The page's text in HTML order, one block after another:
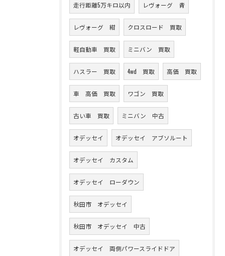
走行距離5万キロ以内 レヴォーグ 青
レヴォーグ 紺 クロスロード 買取
軽自動車 買取 ミニバン 買取
ハスラー 買取 4wd 買取 高価 買取
車 高価 買取 ワゴン 買取
古い車 買取 ミニバン 中古
オデッセイ オデッセイ アブソルート
オデッセイ カスタム
オデッセイ ローダウン
秋田市 オデッセイ
秋田市 オデッセイ 中古
オデッセイ 両側パワースライドドア